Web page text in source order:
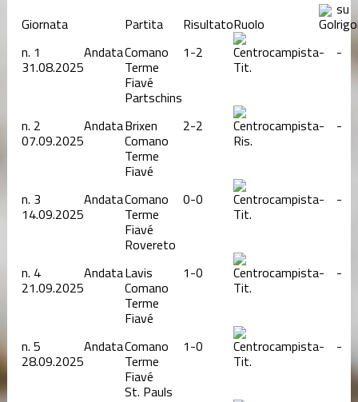
Giornata Partita RisultatoRuolo
n. 1
31.08.2025
AndataComano
Terme
Fiavé
Partschins
1-2
Tit.
- -
n. 2
07.09.2025
AndataBrixen
Comano
Terme
Fiavé
2-2
Ris.
- -
n. 3
14.09.2025
AndataComano
Terme
Fiavé
Rovereto
0-0
Tit.
- -
n. 4
21.09.2025
AndataLavis
Comano
Terme
Fiavé
1-0
Tit.
- -
n. 5
28.09.2025
AndataComano
Terme
Fiavé
St. Pauls
1-0
Tit.
- -